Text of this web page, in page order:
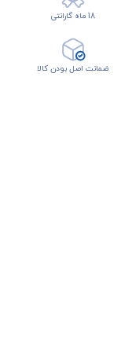
18 ماه گارانتی
ضمانت اصل بودن کالا